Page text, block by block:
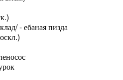
- ебаная пизда